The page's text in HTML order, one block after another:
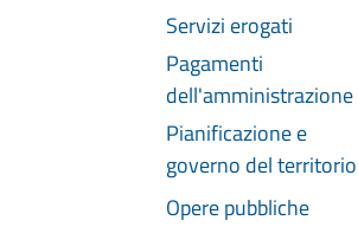
Servizi erogati
Pagamenti
dell'amministrazione
Pianificazione e
governo del territorio
Opere pubbliche